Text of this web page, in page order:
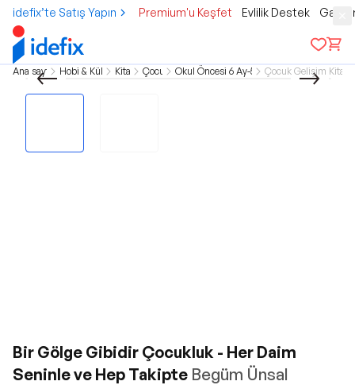
idefix’te Satış Yapın Premium'u Keşfet Evlilik Destek
Ana sayfa Hobi & Kültür Kitap Çocuk Okul Öncesi 6 Ay-5 YaşÇocuk Gelişim
Bir Gölge Gibidir Çocukluk - Her Daim
Seninle ve Hep Takipte Begüm Ünsal